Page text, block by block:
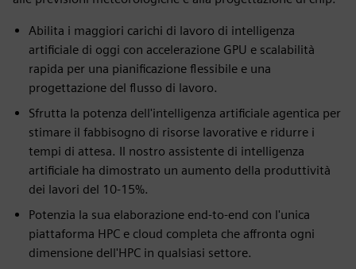
Abilita i maggiori carichi di lavoro di intelligenza
artificiale di oggi con accelerazione GPU e scalabilità
rapida per una pianificazione flessibile e una
progettazione del flusso di lavoro.
Sfrutta la potenza dell'intelligenza artificiale agentica per
stimare il fabbisogno di risorse lavorative e ridurre i
tempi di attesa. Il nostro assistente di intelligenza
artificiale ha dimostrato un aumento della produttività
dei lavori del 10-15%.
Potenzia la sua elaborazione end-to-end con l'unica
piattaforma HPC e cloud completa che affronta ogni
dimensione dell'HPC in qualsiasi settore.